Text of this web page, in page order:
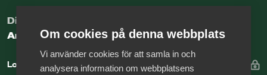
Digital kunskapsbank för arbetsgivare
Arbetsgivarguiden
Logga in
Om cookies på denna webbplats
Vi använder cookies för att samla in och
analysera information om webbplatsens